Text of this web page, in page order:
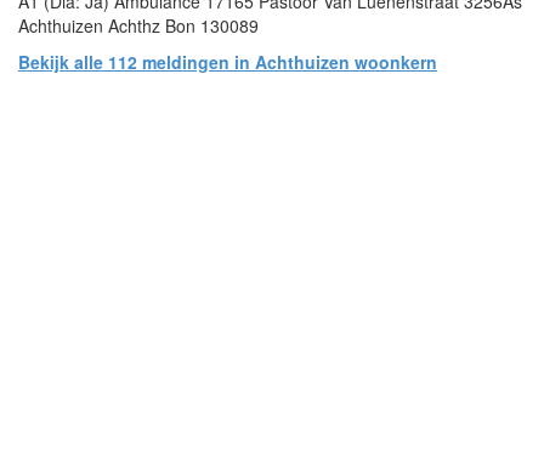
Achthuizen Achthz Bon 130089
Bekijk alle 112 meldingen in Achthuizen woonkern